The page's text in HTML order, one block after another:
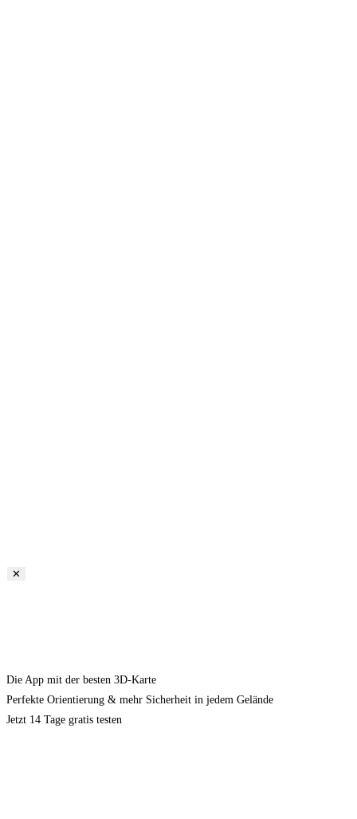
✕
Die App mit der besten 3D-Karte
Perfekte Orientierung & mehr Sicherheit in jedem Gelände
Jetzt 14 Tage gratis testen